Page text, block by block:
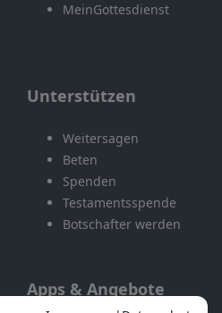
MeinGottesdienst
Unterstützen
Weitersagen
Beten
Spenden
Testamentsspende
Botschafter werden
Apps & Angebote